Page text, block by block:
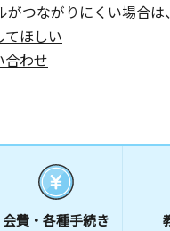
つながりにくい場合は
ほしい
合わせ
会費・ 各種手続き